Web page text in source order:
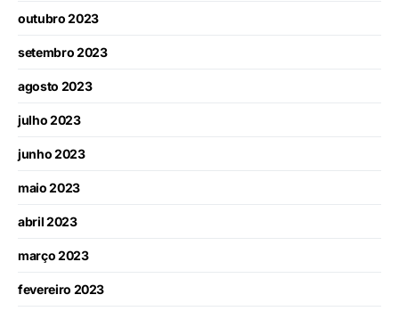
outubro 2023
setembro 2023
agosto 2023
julho 2023
junho 2023
maio 2023
abril 2023
março 2023
fevereiro 2023